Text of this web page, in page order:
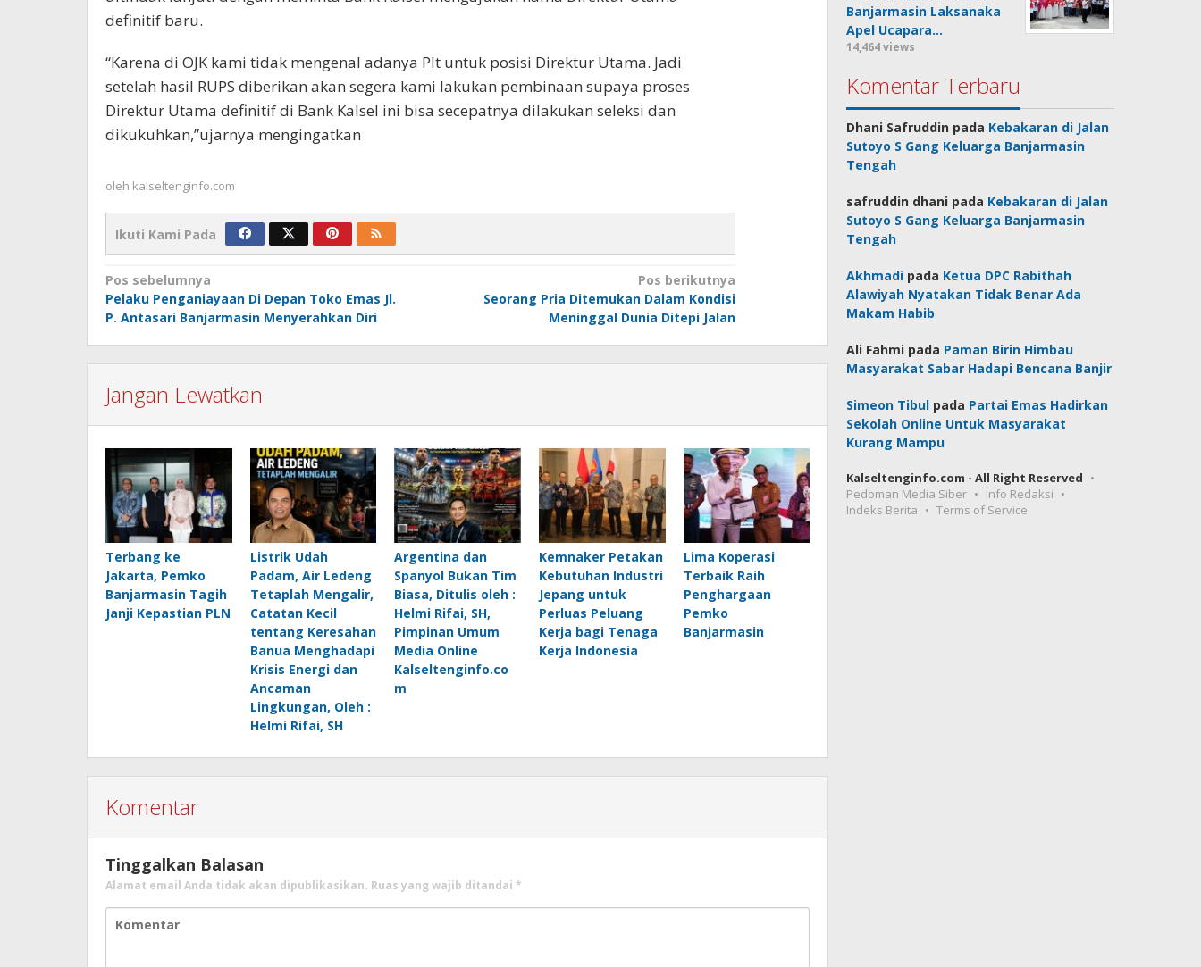
definitif baru.
“Karena di OJK kami tidak mengenal adanya Plt untuk posisi Direktur Utama. Jadi
setelah hasil RUPS diberikan akan segera kami lakukan pembinaan supaya proses
Direktur Utama definitif di Bank Kalsel ini bisa secepatnya dilakukan seleksi dan
dikukuhkan,”ujarnya mengingatkan
oleh kalseltenginfo.com
Ikuti Kami Pada
Navigasi
pos
Pos sebelumnya
Pelaku Penganiayaan Di Depan Toko Emas Jl.
P. Antasari Banjarmasin Menyerahkan Diri
Pos berikutnya
Seorang Pria Ditemukan Dalam Kondisi
Meninggal Dunia Ditepi Jalan
Jangan Lewatkan
Terbang ke
Jakarta, Pemko
Banjarmasin Tagih
Janji Kepastian PLN
Listrik Udah
Padam, Air Ledeng
Tetaplah Mengalir,
Catatan Kecil
tentang Keresahan
Banua Menghadapi
Krisis Energi dan
Ancaman
Lingkungan, Oleh :
Helmi Rifai, SH
Argentina dan
Spanyol Bukan Tim
Biasa, Ditulis oleh :
Helmi Rifai, SH,
Pimpinan Umum
Media Online
Kalseltenginfo.co
m
Kemnaker Petakan
Kebutuhan Industri
Jepang untuk
Perluas Peluang
Kerja bagi Tenaga
Kerja Indonesia
Lima Koperasi
Terbaik Raih
Penghargaan
Pemko
Banjarmasin
Komentar
Tinggalkan Balasan
Alamat email Anda tidak akan dipublikasikan. Ruas yang wajib ditandai *
Banjarmasin Laksanaka
Apel Ucapara…
14,464 views
Komentar Terbaru
Dhani Safruddin pada Kebakaran di Jalan
Sutoyo S Gang Keluarga Banjarmasin
Tengah
safruddin dhani pada Kebakaran di Jalan
Sutoyo S Gang Keluarga Banjarmasin
Tengah
Akhmadi pada Ketua DPC Rabithah
Alawiyah Nyatakan Tidak Benar Ada
Makam Habib
Ali Fahmi pada Paman Birin Himbau
Masyarakat Sabar Hadapi Bencana Banjir
Simeon Tibul pada Partai Emas Hadirkan
Sekolah Online Untuk Masyarakat
Kurang Mampu
Kalseltenginfo.com - All Right Reserved
Pedoman Media Siber
Info Redaksi
Indeks Berita
Terms of Service